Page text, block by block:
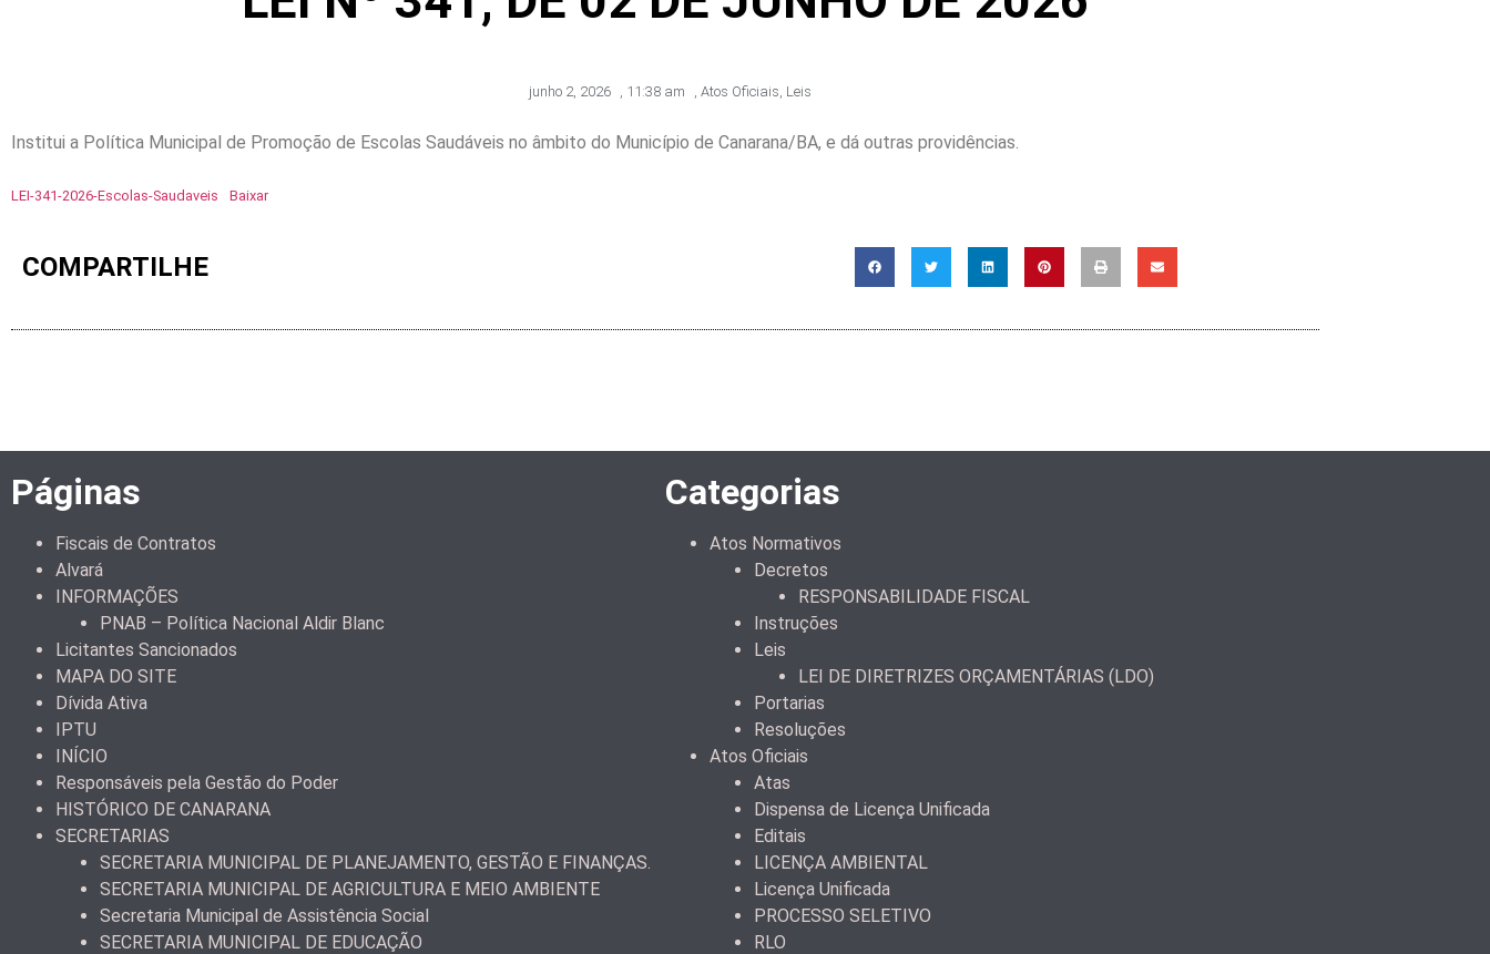
junho 2, 2026 , 11:38 am , Atos Oficiais, Leis
Institui a Política Municipal de Promoção de Escolas Saudáveis no âmbito do Município de Canarana/BA, e dá outras providências.
LEI-341-2026-Escolas-Saudaveis Baixar
COMPARTILHE
Páginas
Fiscais de Contratos
Alvará
INFORMAÇÕES
PNAB – Política Nacional Aldir Blanc
Licitantes Sancionados
MAPA DO SITE
Dívida Ativa
IPTU
INÍCIO
Responsáveis pela Gestão do Poder
HISTÓRICO DE CANARANA
SECRETARIAS
SECRETARIA MUNICIPAL DE PLANEJAMENTO, GESTÃO E FINANÇAS.
SECRETARIA MUNICIPAL DE AGRICULTURA E MEIO AMBIENTE
Secretaria Municipal de Assistência Social
SECRETARIA MUNICIPAL DE EDUCAÇÃO
Categorias
Atos Normativos
Decretos
RESPONSABILIDADE FISCAL
Instruções
Leis
LEI DE DIRETRIZES ORÇAMENTÁRIAS (LDO)
Portarias
Resoluções
Atos Oficiais
Atas
Dispensa de Licença Unificada
Editais
LICENÇA AMBIENTAL
Licença Unificada
PROCESSO SELETIVO
RLO